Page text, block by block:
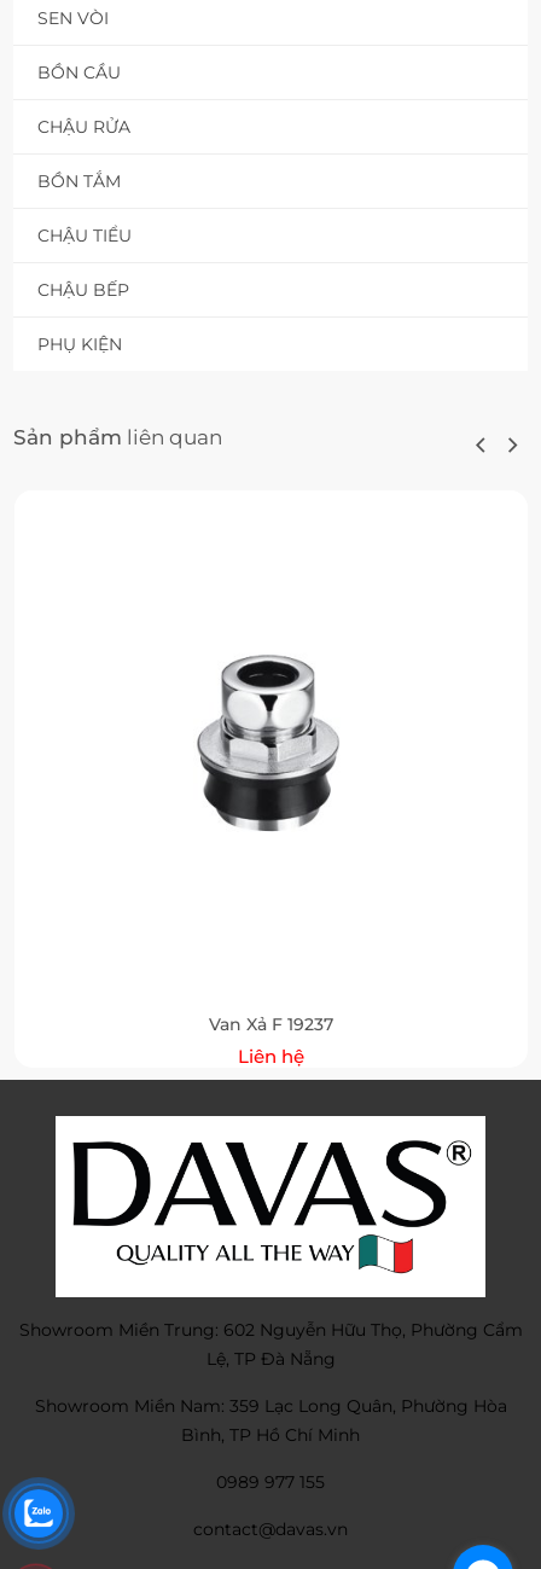
SEN VÒI
BỒN CẦU
CHẬU RỬA
BỒN TẮM
CHẬU TIỂU
CHẬU BẾP
PHỤ KIỆN
Sản phẩm liên quan
Van Xả F 19237
Liên hệ
Showroom Miền Trung: 602 Nguyễn Hữu Thọ, Phường Cẩm
Lệ, TP Đà Nẵng
Showroom Miền Nam: 359 Lạc Long Quân, Phường Hòa
Bình, TP Hồ Chí Minh
0989 977 155
contact@davas.vn